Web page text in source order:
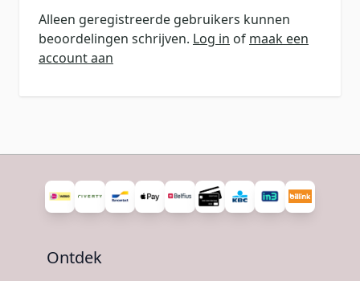
Alleen geregistreerde gebruikers kunnen
beoordelingen schrijven. Log in of maak een
account aan
Ontdek